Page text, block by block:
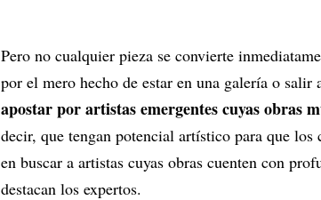
Pero no cualquier pieza se convierte
por el mero hecho de estar en una galería o salir
apostar por artistas emergentes cuyas obras
decir, que tengan potencial artístico para que
en buscar a artistas cuyas obras cuenten con
destacan los expertos.